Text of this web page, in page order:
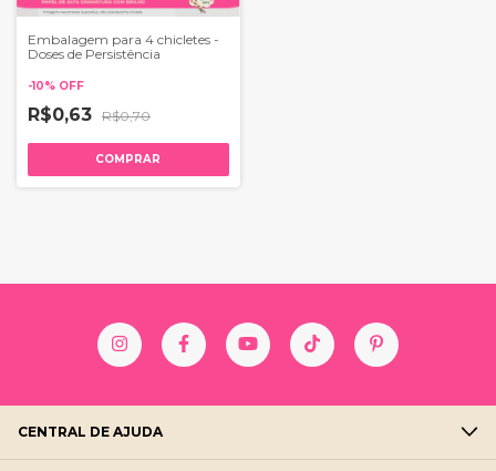
Embalagem para 4 chicletes -
Doses de Persistência
-10% OFF
R$0,63 R$0,70
COMPRAR
CENTRAL DE AJUDA